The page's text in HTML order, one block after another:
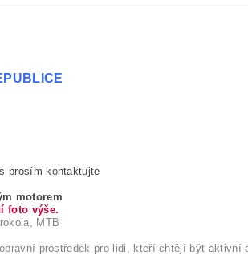
prosím kontaktujte
motorem
foto výše.
MTB
prostředek pro lidi, kteří chtějí být